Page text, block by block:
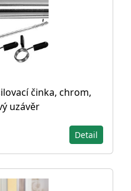
činka, chrom,
uzávěr
Detail